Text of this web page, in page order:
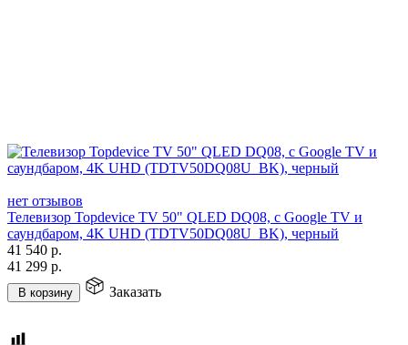
нет отзывов
Телевизор Topdevice TV 50" QLED DQ08, c Google TV и
саундбаром, 4K UHD (TDTV50DQ08U_BK), черный
41 540 р.
41 299 р.
В корзину Заказать